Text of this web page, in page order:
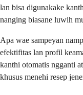
lan bisa digunakake
nanging biasane luwih
Apa wae sampeyan
efektifitas lan profil
kanthi otomatis ngganti
khusus menehi resep